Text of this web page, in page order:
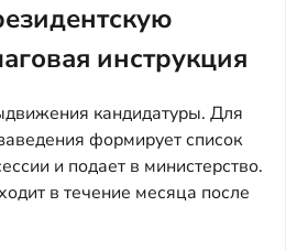
инструкция
кандидатуры. Для
формирует список
и подает в министерство.
в течение месяца после